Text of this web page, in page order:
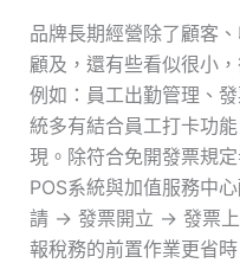
品牌長期經營除了顧客
顧及，還有些看似很小
例如：員工出勤管理、
統多有結合員工打卡功
現。除符合免開發票規
POS系統與加值服務中
請 → 發票開立 → 發票上
報稅務的前置作業更省時